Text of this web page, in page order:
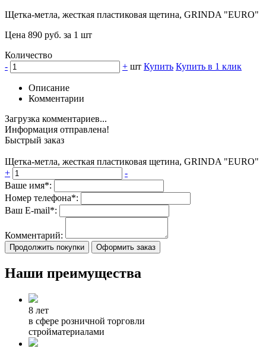
Щетка-метла, жесткая пластиковая щетина, GRINDA "EURO"
Цена 890 руб. за 1 шт
Количество
-
+ шт Купить Купить в 1 клик
Описание
Комментарии
Загрузка комментариев...
Информация отправлена!
Быстрый заказ
Щетка-метла, жесткая пластиковая щетина, GRINDA "EURO"
+
-
Ваше имя*:
Номер телефона*:
Ваш E-mail*:
Комментарий:
Продолжить покупки Оформить заказ
Наши преимущества
8 лет
в сфере розничной торговли
стройматериалами